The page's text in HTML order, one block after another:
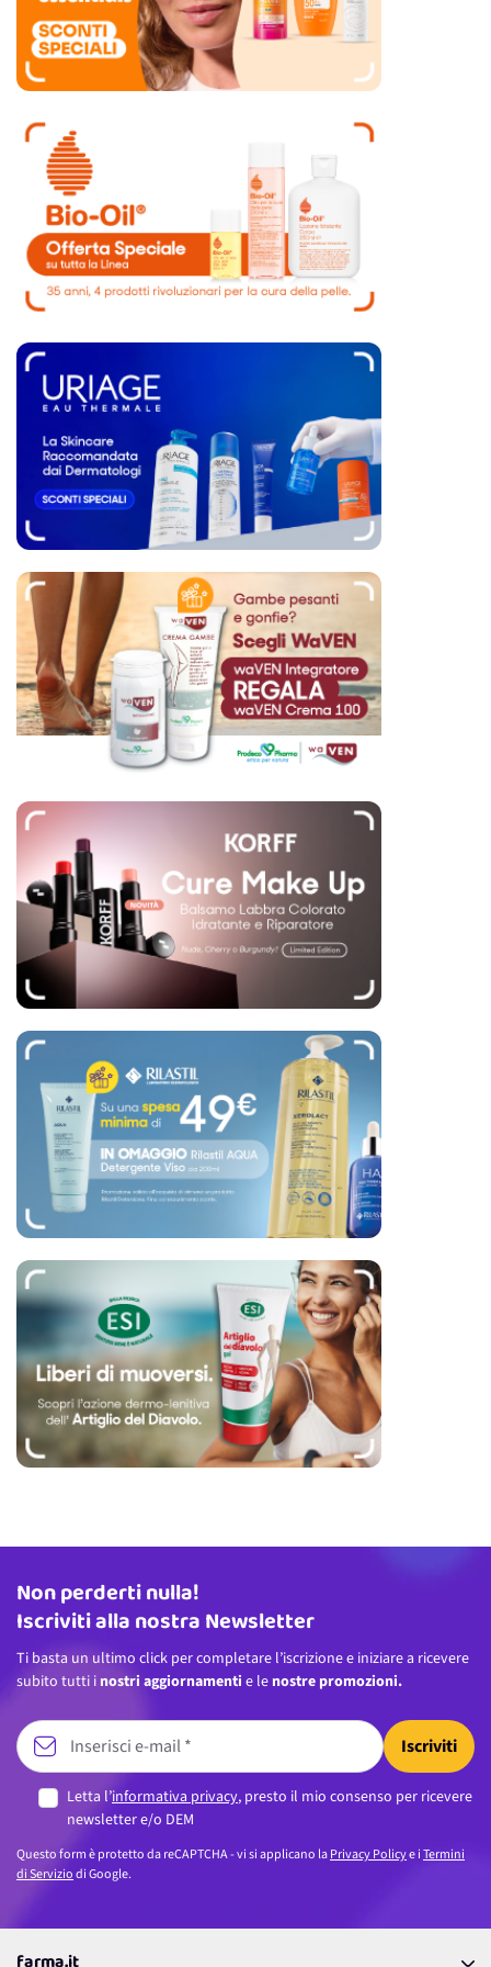
Indirizzo email
Non perderti nulla!
Iscriviti alla nostra Newsletter
Ti basta un ultimo click per completare l’iscrizione e iniziare a ricevere
subito tutti i nostri aggiornamenti e le nostre promozioni.
Iscriviti
Letta l’informativa privacy, presto il mio consenso per ricevere
newsletter e/o DEM
Questo form è protetto da reCAPTCHA - vi si applicano laPrivacy Policye iTermini
di Serviziodi Google.